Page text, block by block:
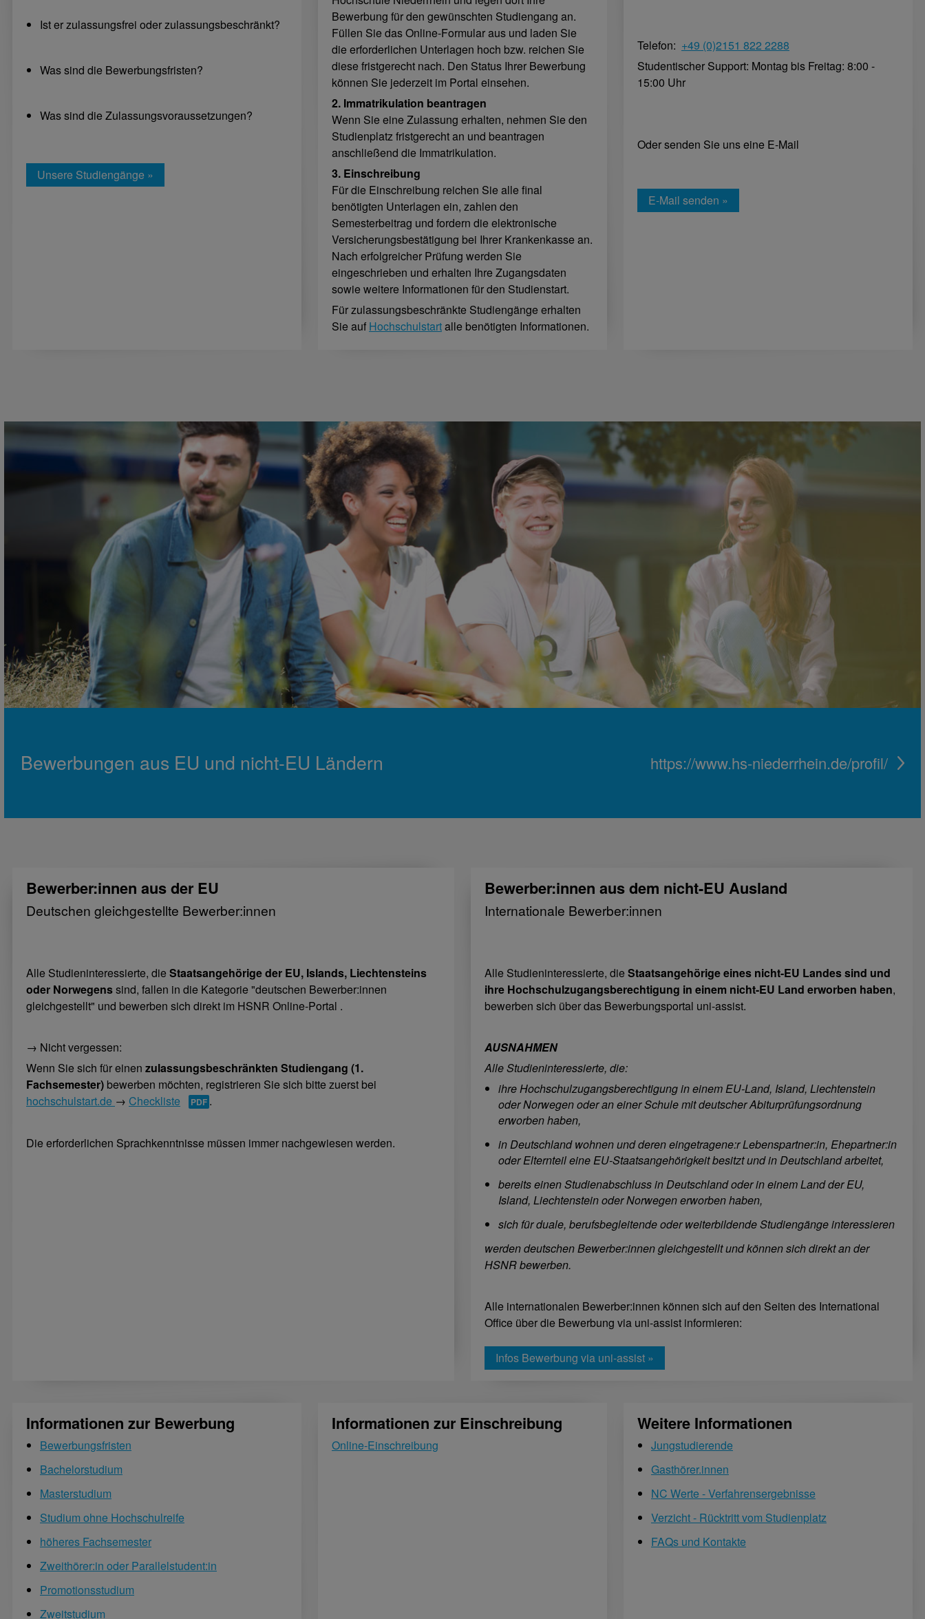
Ist er zulassungsfrei oder zulassungsbeschränkt?
Was sind die Bewerbungsfristen?
Was sind die Zulassungsvoraussetzungen?
Unsere Studiengänge »
Bewerbung für den gewünschten Studiengang an.
Füllen Sie das Online-Formular aus und laden Sie
die erforderlichen Unterlagen hoch bzw. reichen Sie
diese fristgerecht nach. Den Status Ihrer Bewerbung
können Sie jederzeit im Portal einsehen.
2. Immatrikulation beantragen
Wenn Sie eine Zulassung erhalten, nehmen Sie den
Studienplatz fristgerecht an und beantragen
anschließend die Immatrikulation.
3. Einschreibung
Für die Einschreibung reichen Sie alle final
benötigten Unterlagen ein, zahlen den
Semesterbeitrag und fordern die elektronische
Versicherungsbestätigung bei Ihrer Krankenkasse an.
Nach erfolgreicher Prüfung werden Sie
eingeschrieben und erhalten Ihre Zugangsdaten
sowie weitere Informationen für den Studienstart.
Für zulassungsbeschränkte Studiengänge erhalten
Sie auf Hochschulstartalle benötigten Informationen.
Telefon: +49 (0)2151 822 2288
Studentischer Support: Montag bis Freitag: 8:00 -
15:00 Uhr
Oder senden Sie uns eine E-Mail
E-Mail senden »
Bewerbungen aus EU und nicht-EU Ländern https://www.hs-niederrhein.de/profil/
Bewerber:innen aus der EU
Deutschen gleichgestellte Bewerber:innen
Alle Studieninteressierte, die Staatsangehörige der EU, Islands, Liechtensteins
oder Norwegenssind, fallen in die Kategorie "deutschen Bewerber:innen
gleichgestellt" und bewerben sich direkt im HSNR Online-Portal .
→ Nicht vergessen:
Wenn Sie sich für einen zulassungsbeschränkten Studiengang (1.
Fachsemester) bewerben möchten, registrieren Sie sich bitte zuerst bei
hochschulstart.de → Checkliste .
Die erforderlichen Sprachkenntnisse müssen immer nachgewiesen werden.
Bewerber:innen aus dem nicht-EU Ausland
Internationale Bewerber:innen
Alle Studieninteressierte, die Staatsangehörige eines nicht-EU Landes sind und
ihre Hochschulzugangsberechtigung in einem nicht-EU Land erworben haben,
bewerben sich über das Bewerbungsportal uni-assist.
AUSNAHMEN
Alle Studieninteressierte, die:
ihre Hochschulzugangsberechtigung in einem EU-Land, Island, Liechtenstein
oder Norwegen oder an einer Schule mit deutscher Abiturprüfungsordnung
erworben haben,
in Deutschland wohnen und deren eingetragene:r Lebenspartner:in, Ehepartner:in
oder Elternteil eine EU-Staatsangehörigkeit besitzt und in Deutschland arbeitet,
bereits einen Studienabschluss in Deutschland oder in einem Land der EU,
Island, Liechtenstein oder Norwegen erworben haben,
sich für duale, berufsbegleitende oder weiterbildende Studiengänge interessieren
werden deutschen Bewerber:innen gleichgestellt und können sich direkt an der
HSNR bewerben.
Alle internationalen Bewerber:innen können sich auf den Seiten des International
Office über die Bewerbung via uni-assist informieren:
Infos Bewerbung via uni-assist »
Informationen zur Bewerbung
Bewerbungsfristen
Bachelorstudium
Masterstudium
Studium ohne Hochschulreife
höheres Fachsemester
Zweithörer:in oder Parallelstudent:in
Promotionsstudium
Zweitstudium
Informationen zur Einschreibung
Online-Einschreibung
Weitere Informationen
Jungstudierende
Gasthörer.innen
NC Werte - Verfahrensergebnisse
Verzicht - Rücktritt vom Studienplatz
FAQs und Kontakte